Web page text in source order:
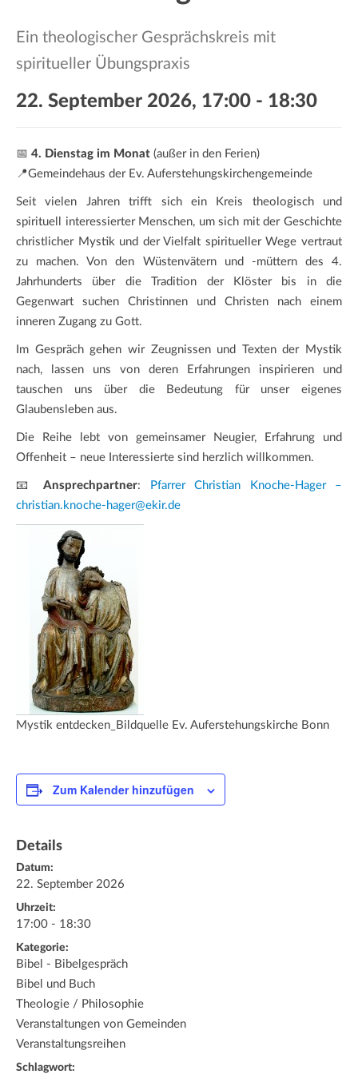
Ein theologischer Gesprächskreis mit
spiritueller Übungspraxis
22. September 2026, 17:00 - 18:30
📅 4. Dienstag im Monat (außer in den Ferien)
📍Gemeindehaus der Ev. Auferstehungskirchengemeinde
Seit vielen Jahren trifft sich ein Kreis theologisch und
spirituell interessierter Menschen, um sich mit der Geschichte
christlicher Mystik und der Vielfalt spiritueller Wege vertraut
zu machen. Von den Wüstenvätern und -müttern des 4.
Jahrhunderts über die Tradition der Klöster bis in die
Gegenwart suchen Christinnen und Christen nach einem
inneren Zugang zu Gott.
Im Gespräch gehen wir Zeugnissen und Texten der Mystik
nach, lassen uns von deren Erfahrungen inspirieren und
tauschen uns über die Bedeutung für unser eigenes
Glaubensleben aus.
Die Reihe lebt von gemeinsamer Neugier, Erfahrung und
Offenheit – neue Interessierte sind herzlich willkommen.
📧 Ansprechpartner:
Pfarrer Christian Knoche-Hager –
christian.knoche-hager@ekir.de
Mystik entdecken_Bildquelle Ev. Auferstehungskirche Bonn
Zum Kalender hinzufügen
Details
Datum:
22. September 2026
Uhrzeit:
17:00 - 18:30
Kategorie:
Bibel - Bibelgespräch
Bibel und Buch
Theologie / Philosophie
Veranstaltungen von Gemeinden
Veranstaltungsreihen
Schlagwort: